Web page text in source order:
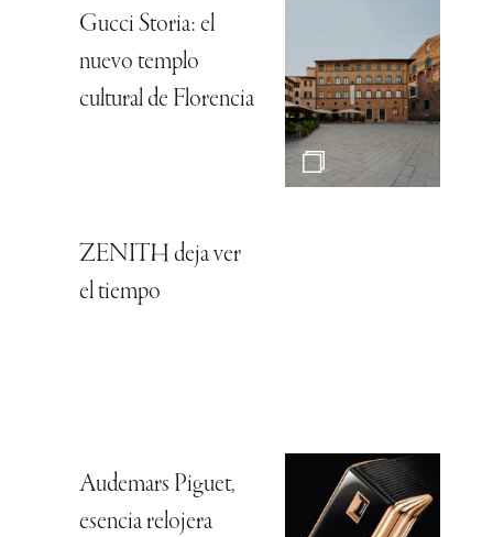
Gucci Storia: el
nuevo templo
cultural de Florencia
ZENITH deja ver
el tiempo
Audemars Piguet,
esencia relojera